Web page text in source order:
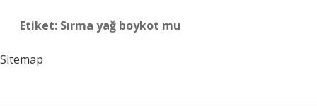
Etiket: Sırma yağ boykot mu
Sitemap